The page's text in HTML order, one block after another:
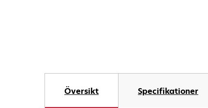
Översikt Specifikationer